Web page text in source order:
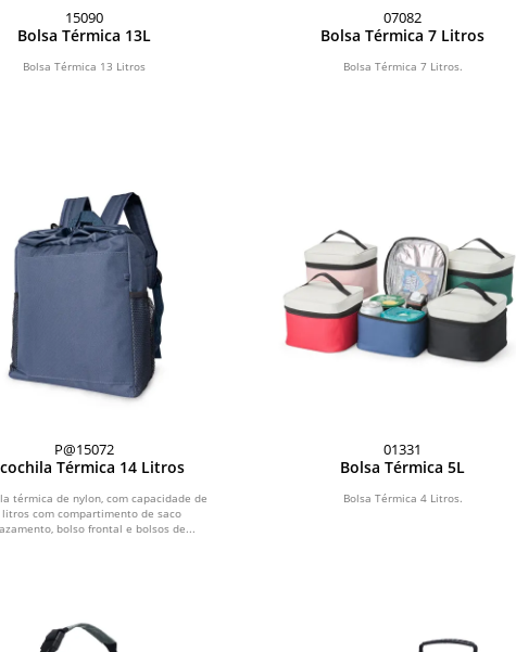
15090
Bolsa Térmica 13L
Bolsa Térmica 13 Litros
07082
Bolsa Térmica 7 Litros
Bolsa Térmica 7 Litros.
P@15072
Térmica 14 Litros
térmica de nylon, com capacidade de
litros com compartimento de saco
bolso frontal e bolsos de...
01331
Bolsa Térmica 5L
Bolsa Térmica 4 Litros.